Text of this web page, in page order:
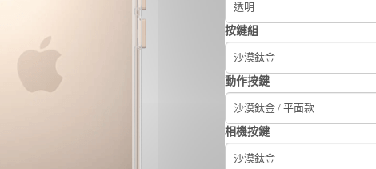
透明
按鍵組
沙漠鈦金
動作按鍵
沙漠鈦金 / 平面款
相機按鍵
沙漠鈦金